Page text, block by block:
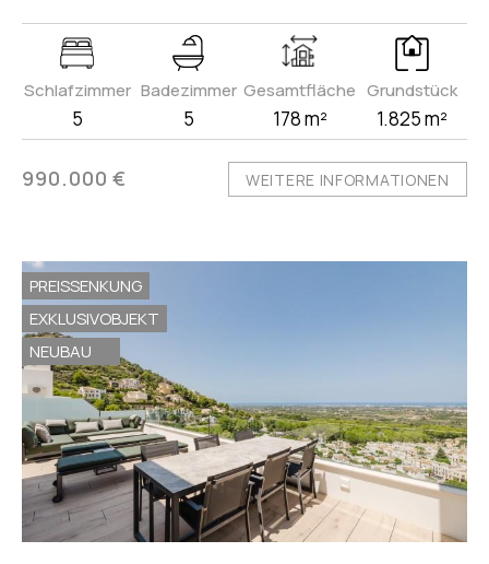
Schlafzimmer
5
Badezimmer
5
Gesamtfläche
178 m²
Grundstück
1.825 m²
990.000 € WEITERE INFORMATIONEN
PREISSENKUNG
EXKLUSIVOBJEKT
NEUBAU